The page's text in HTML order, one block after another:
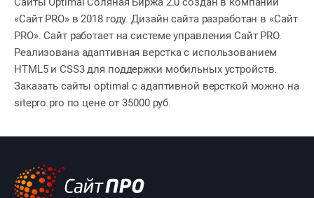
«Сайт PRO» в 2018 году. Дизайн сайта разработан в «Сайт
PRO». Сайт работает на системе управления Сайт PRO.
Реализована адаптивная верстка с использованием
HTML5 и CSS3 для поддержки мобильных устройств.
Заказать сайты optimal с адаптивной версткой можно на
sitepro.pro по цене от 35000 руб.